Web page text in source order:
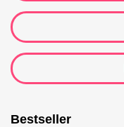
Bestseller